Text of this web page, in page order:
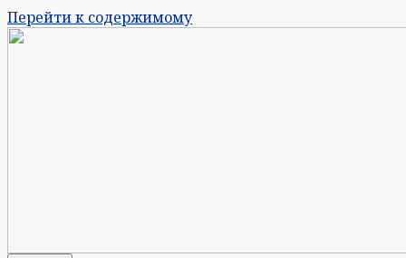
Перейти к содержимому